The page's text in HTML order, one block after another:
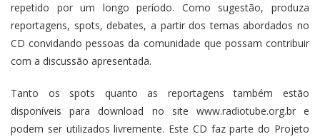
repetido por um longo período. Como sugestão, produza
reportagens, spots, debates, a partir dos temas abordados no
CD convidando pessoas da comunidade que possam contribuir
com a discussão apresentada.
Tanto os spots quanto as reportagens também estão
disponíveis para download no site www.radiotube.org.br e
podem ser utilizados livremente. Este CD faz parte do Projeto